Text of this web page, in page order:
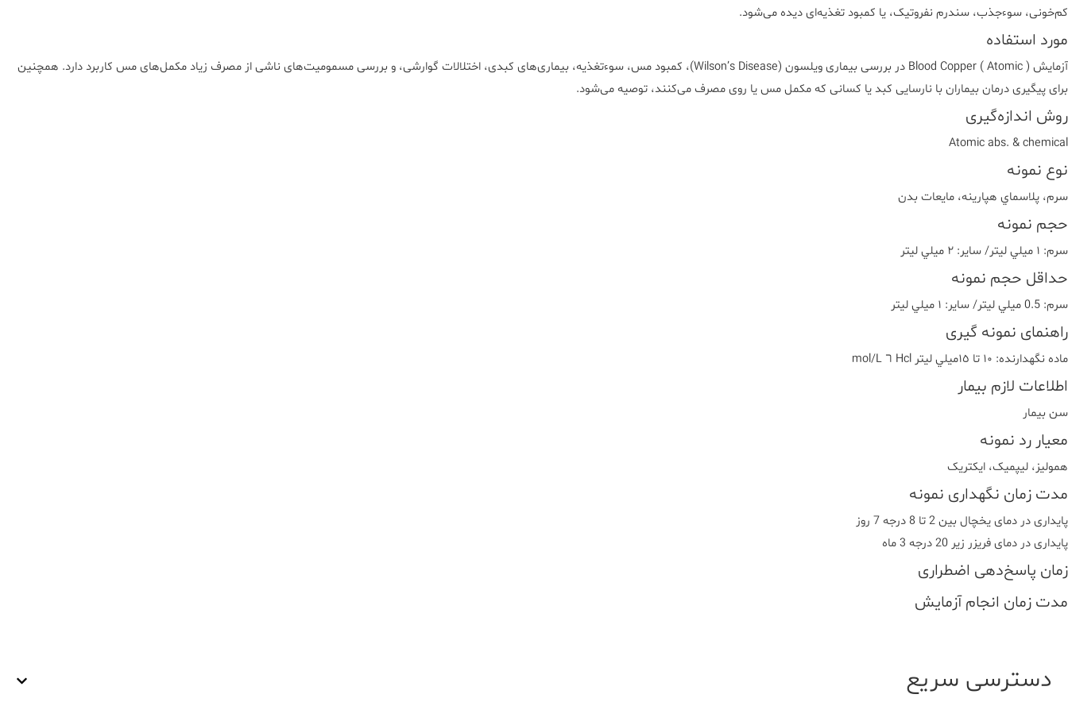
کم‌خونی، سوءجذب، سندرم نفروتیک، یا کمبود تغذیه‌ای دیده می‌شود.
مورد استفاده
آزمایش Blood Copper ( Atomic ) در بررسی بیماری ویلسون (Wilson’s Disease)، کمبود مس، سوءتغذیه، بیماری‌های کبدی، اختلالات گوارشی، و بررسی مسمومیت‌های ناشی از مصرف زیاد مکمل‌های مس کاربرد دارد. همچنین
برای پیگیری درمان بیماران با نارسایی کبد یا کسانی که مکمل مس یا روی مصرف می‌کنند، توصیه می‌شود.
روش اندازه‌گیری
Atomic abs. & chemical
نوع نمونه
سرم، پلاسماي هپارينه، مايعات بدن
حجم نمونه
سرم: ١ ميلي ليتر/ ساير: ٢ ميلي ليتر
حداقل حجم نمونه
سرم: 0.5 ميلي ليتر/ ساير: ١ ميلي ليتر
راهنمای نمونه گیری
ماده نگهدارنده: ١٠ تا ١٥ميلي ليتر Hcl ٦ mol/L
اطلاعات لازم بیمار
سن بیمار
معیار رد نمونه
هموليز، ليپميک، ايکتريک
مدت زمان نگهداری نمونه
پایداری در دمای یخچال بین 2 تا 8 درجه 7 روز
پایداری در دمای فریزر زیر 20 درجه 3 ماه
زمان پاسخ‌دهی اضطراری
مدت زمان انجام آزمایش
دسترسی سریع